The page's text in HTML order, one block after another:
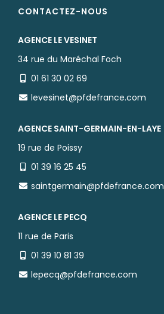
CONTACTEZ-NOUS
AGENCE LE VESINET
34 rue du Maréchal Foch
01 61 30 02 69
levesinet@pfdefrance.com
AGENCE SAINT-GERMAIN-EN-LAYE
19 rue de Poissy
01 39 16 25 45
saintgermain@pfdefrance.com
AGENCE LE PECQ
11 rue de Paris
01 39 10 81 39
lepecq@pfdefrance.com